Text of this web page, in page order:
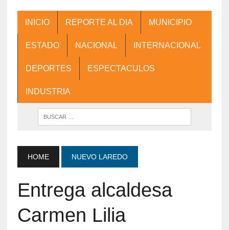
INICIO REPORTE AL DIA MUNICIPIO
ESTADO NACIONAL INTERNACIONAL
DEPORTES ESPECTACULOS
INDUSTRIA
HOME NUEVO LAREDO
Entrega alcaldesa
Carmen Lilia